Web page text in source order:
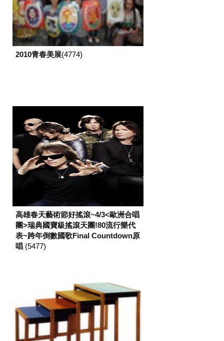
2010青春美展(4774)
高雄春天藝術節好搖滾~4/3<歐洲合唱
團>瑞典國寶級搖滾天團!80流行樂代
表~跨年倒數國歌Final Countdown原
唱 (5477)